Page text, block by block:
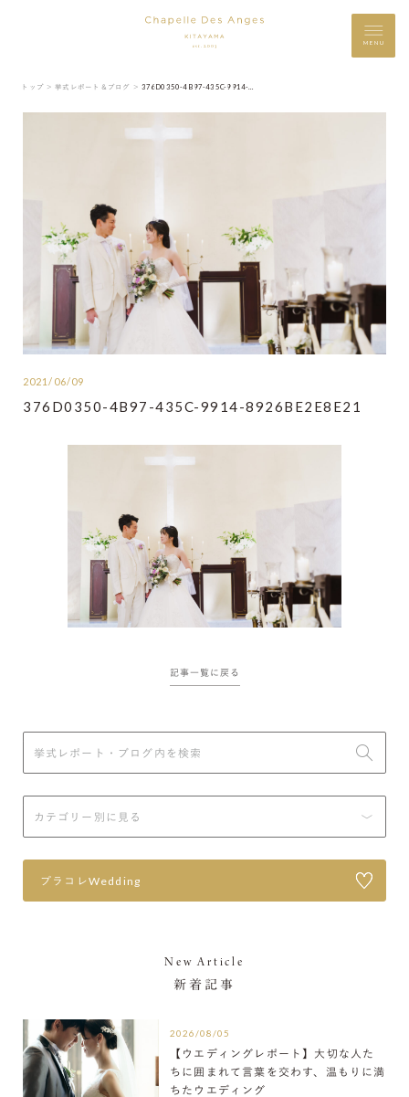
MENU
トップ ＞ 挙式レポート＆ブログ ＞
2021/06/09
376D0350-4B97-435C-9914-8926BE2E8E21
記事一覧に戻る
プラコレWedding
New Article
新着記事
2026/08/05
【ウエディングレポート】大切な人た
ちに囲まれて言葉を交わす、温もりに満
ちたウエディング